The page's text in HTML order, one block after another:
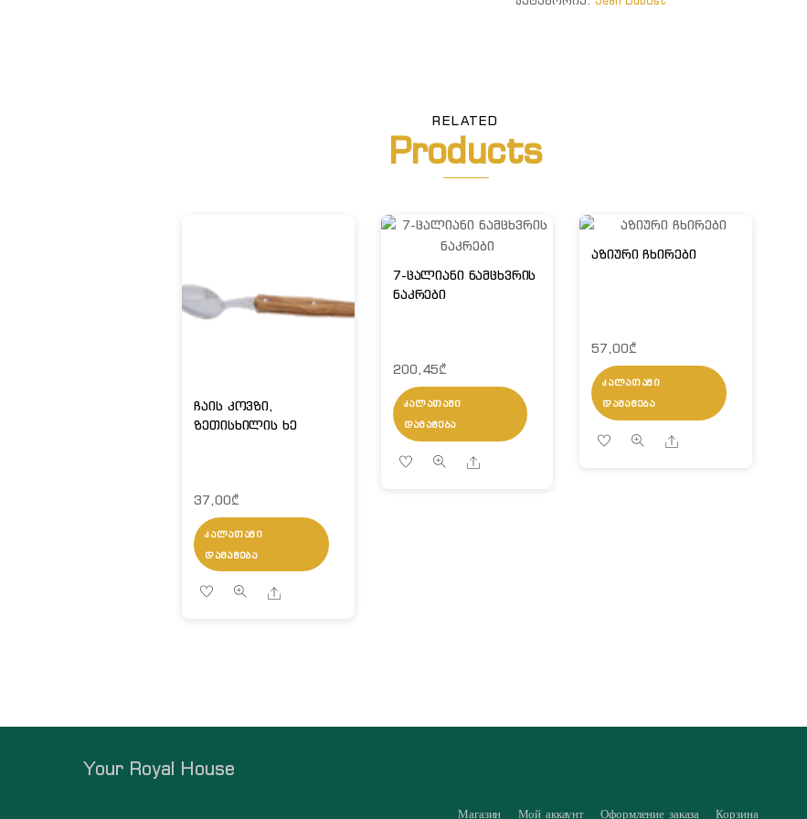
RELATED
Products
ჩაის კოვზი,
ზეთისხილის ხე
37,00₾
ᲙᲐᲚᲐᲗᲐᲨᲘ
ᲓᲐᲛᲐᲢᲔᲑᲐ
Share
7-ცალიანი ნამცხვრის
ნაკრები
200,45₾
ᲙᲐᲚᲐᲗᲐᲨᲘ
ᲓᲐᲛᲐᲢᲔᲑᲐ
Share
აზიური ჩხირები
57,00₾
ᲙᲐᲚᲐᲗᲐᲨᲘ
ᲓᲐᲛᲐᲢᲔᲑᲐ
Share
Your Royal House
Магазин Мой аккаунт Оформление заказа Корзина